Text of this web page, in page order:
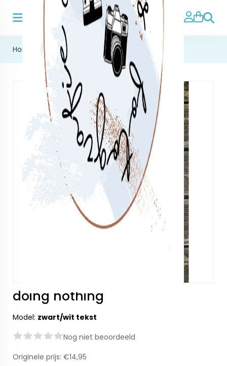
Home Tuinposters doing nothing
doing nothing
Model: zwart/wit tekst
Nog niet beoordeeld
Originele prijs: €14,95